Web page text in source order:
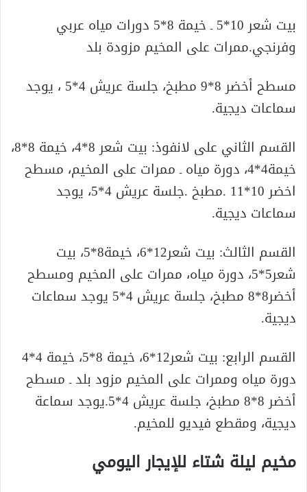
بيت شعر 10*5 ـ خيمة 8*5 دورات مياه عربي
وفرنجي.ممرات على المخيم مزودة بلد
مسطح أخضر 8*9 مطبخ، جلسة عريش 4*5 ، يوجد
سماعات ديجية.
القسم الثاني على لانفوذ: بيت شعر 8*4، خيمة 8*8،
خيمة4*4، دورة مياه ـ ممرات على المخيم، مسطح
اخضر 10*11 .مطبخ .جلسة عريش 4*5، يوجد
سماعات ديجية.
القسم الثالث: بيت شعر12*6، خيمة8*5، بيت
شعر5*5، دورة مياه، ممرات على المخيم ومسطح
أخضر8*8 مطبخ، جلسة عريش 4*5 يوجد سماعات
ديجية.
القسم الرابع: بيت شعر12*6، خيمة 8*5، خيمة 4*4
دورة مياه وممرات على المخيم مزود بلد ـ مسطح
أخضر 8*8 مطبخ، جلسة عريش 4*5.يوجد سماعة
ديجية، ومقطع فيديو للمخيم.
مخيم ليلة شتاء للإيجار اليومي